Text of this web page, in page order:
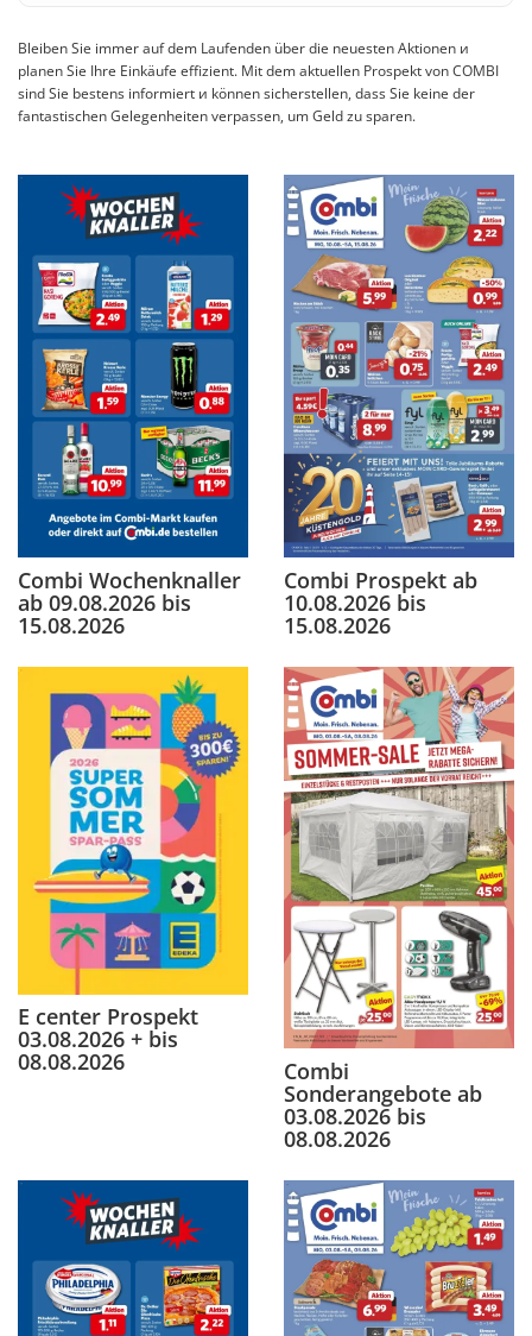
Bleiben Sie immer auf dem Laufenden über die neuesten Aktionen и
planen Sie Ihre Einkäufe effizient. Mit dem aktuellen Prospekt von COMBI
sind Sie bestens informiert и können sicherstellen, dass Sie keine der
fantastischen Gelegenheiten verpassen, um Geld zu sparen.
Combi Wochenknaller
ab 09.08.2026 bis
15.08.2026
Combi Prospekt ab
10.08.2026 bis
15.08.2026
E center Prospekt
03.08.2026 + bis
08.08.2026 Combi
Sonderangebote ab
03.08.2026 bis
08.08.2026